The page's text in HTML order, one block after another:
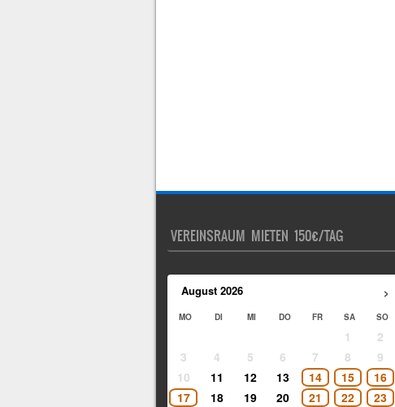
VEREINSRAUM MIETEN 150€/TAG
›
August 2026
MO DI MI DO FR SA SO
1
2
3
4 5 6 7 8
9
10
11 12 13 14 15
16
17
18 19 20 21 22
23